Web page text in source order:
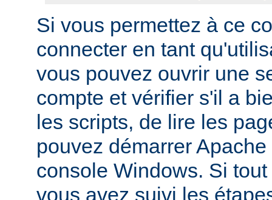
Si vous permettez à ce
connecter en tant
vous pouvez ouvrir une
compte et vérifier s'il a
les scripts, de lire les
pouvez démarrer
console Windows. Si
vous avez suivi les